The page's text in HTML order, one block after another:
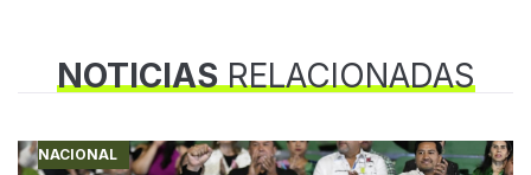
NOTICIASRELACIONADAS
NACIONAL